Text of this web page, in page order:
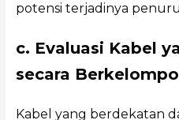
potensi terjadinya
c. Evaluasi Kabel
secara
Kabel yang berdekatan